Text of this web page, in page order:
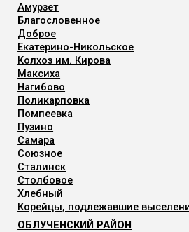
Амурзет
Благословенное
Доброе
Екатерино-Никольское
Колхоз им. Кирова
Максиха
Нагибово
Поликарповка
Помпеевка
Пузино
Самара
Союзное
Сталинск
Столбовое
Хлебный
Корейцы, подлежавшие
ОБЛУЧЕНСКИЙ РАЙОН